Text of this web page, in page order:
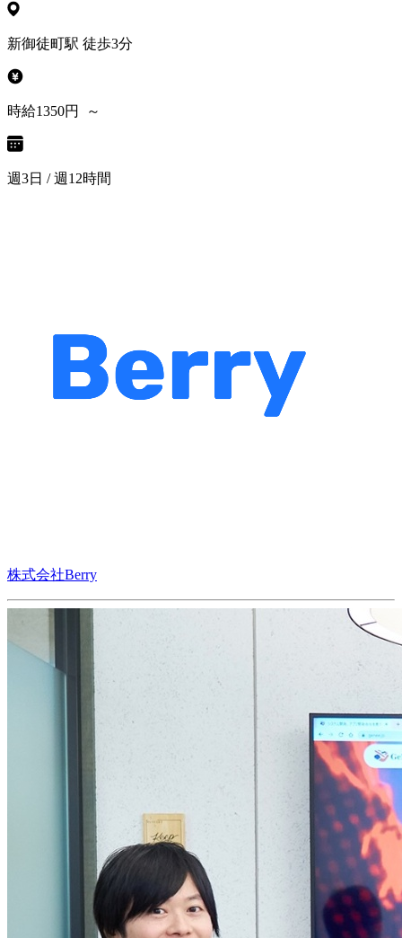
新御徒町駅 徒歩3分
時給1350円 ～
週3日 / 週12時間
株式会社Berry